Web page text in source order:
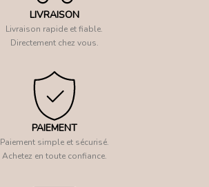
LIVRAISON
Livraison rapide et fiable.
Directement chez vous.
PAIEMENT
Paiement simple et sécurisé.
Achetez en toute confiance.